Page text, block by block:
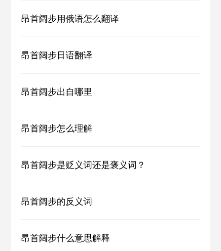
昂首阔步用俄语怎么翻译
昂首阔步日语翻译
昂首阔步出自哪里
昂首阔步怎么理解
昂首阔步是贬义词还是褒义词？
昂首阔步的反义词
昂首阔步什么意思解释